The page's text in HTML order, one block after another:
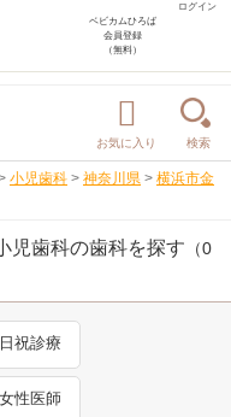
ログイン
ベビカムひろば
会員登録
（無料）
お気に入り 検索
小児歯科 > 神奈川県 > 横浜市金
児歯科の歯科を探す （0
日祝診療
女性医師